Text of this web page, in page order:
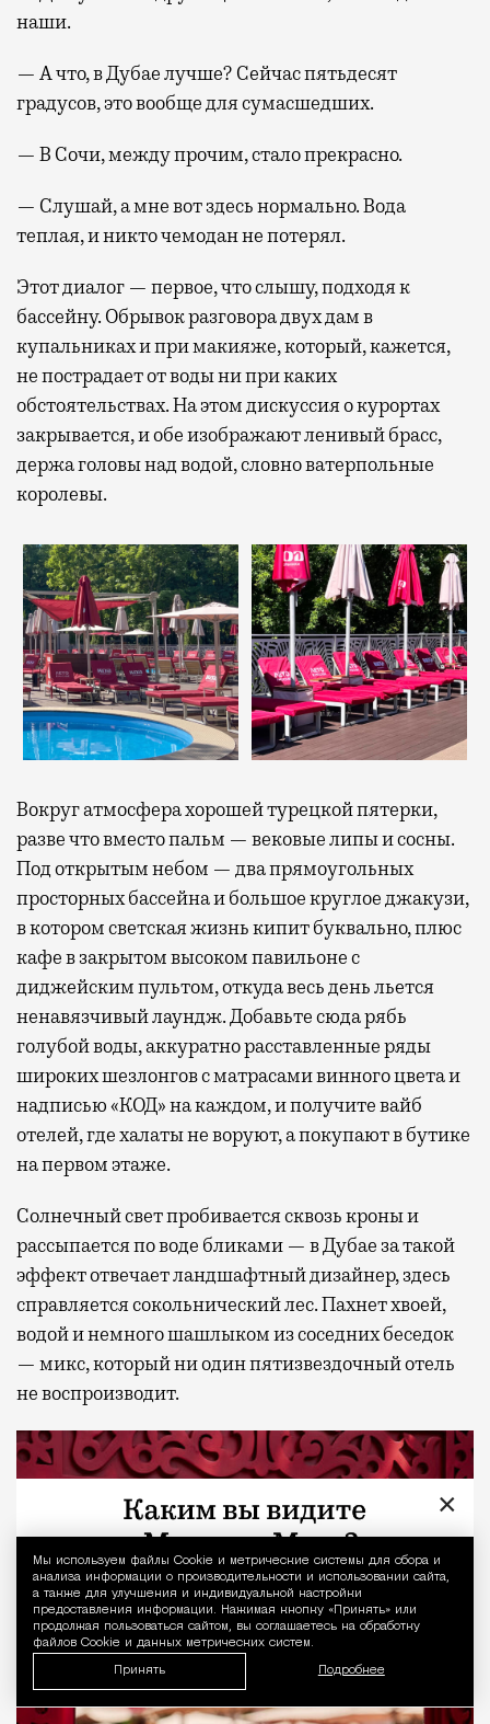
Уведомление
Мы используем файлы Сookie и метрические системы для сбора и
анализа информации о производительности и использовании сайта,
а также для улучшения и индивидуальной настройки
предоставления информации. Нажимая кнопку «Принять» или
продолжая пользоваться сайтом, вы соглашаетесь на обработку
файлов Cookie и данных метрических систем.
Принять Подробнее
наши.
— А что, в Дубае лучше? Сейчас пятьдесят
градусов, это вообще для сумасшедших.
— В Сочи, между прочим, стало прекрасно.
— Слушай, а мне вот здесь нормально. Вода
теплая, и никто чемодан не потерял.
Этот диалог — первое, что слышу, подходя к
бассейну. Обрывок разговора двух дам в
купальниках и при макияже, который, кажется,
не пострадает от воды ни при каких
обстоятельствах. На этом дискуссия о курортах
закрывается, и обе изображают ленивый брасс,
держа головы над водой, словно ватерпольные
королевы.
Вокруг атмосфера хорошей турецкой пятерки,
разве что вместо пальм — вековые липы и сосны.
Под открытым небом — два прямоугольных
просторных бассейна и большое круглое джакузи,
в котором светская жизнь кипит буквально, плюс
кафе в закрытом высоком павильоне с
диджейским пультом, откуда весь день льется
ненавязчивый лаундж. Добавьте сюда рябь
голубой воды, аккуратно расставленные ряды
широких шезлонгов с матрасами винного цвета и
надписью «КОД» на каждом, и получите вайб
отелей, где халаты не воруют, а покупают в бутике
на первом этаже.
Солнечный свет пробивается сквозь кроны и
рассыпается по воде бликами — в Дубае за такой
эффект отвечает ландшафтный дизайнер, здесь
справляется сокольнический лес. Пахнет хвоей,
водой и немного шашлыком из соседних беседок
— микс, который ни один пятизвездочный отель
не воспроизводит.
×